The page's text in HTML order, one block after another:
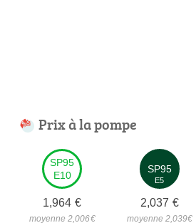
Prix à la pompe
SP95
E10
1,964 €
moyenne 2,006€
SP95
E5
2,037 €
moyenne 2,039€